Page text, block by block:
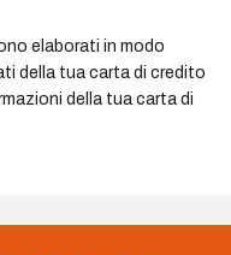
elaborati in modo
della tua carta di credito
della tua carta di